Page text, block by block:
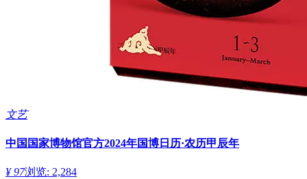
文艺
中国国家博物馆官方2024年国博日历·农历甲辰年
¥ 97浏览: 2,284